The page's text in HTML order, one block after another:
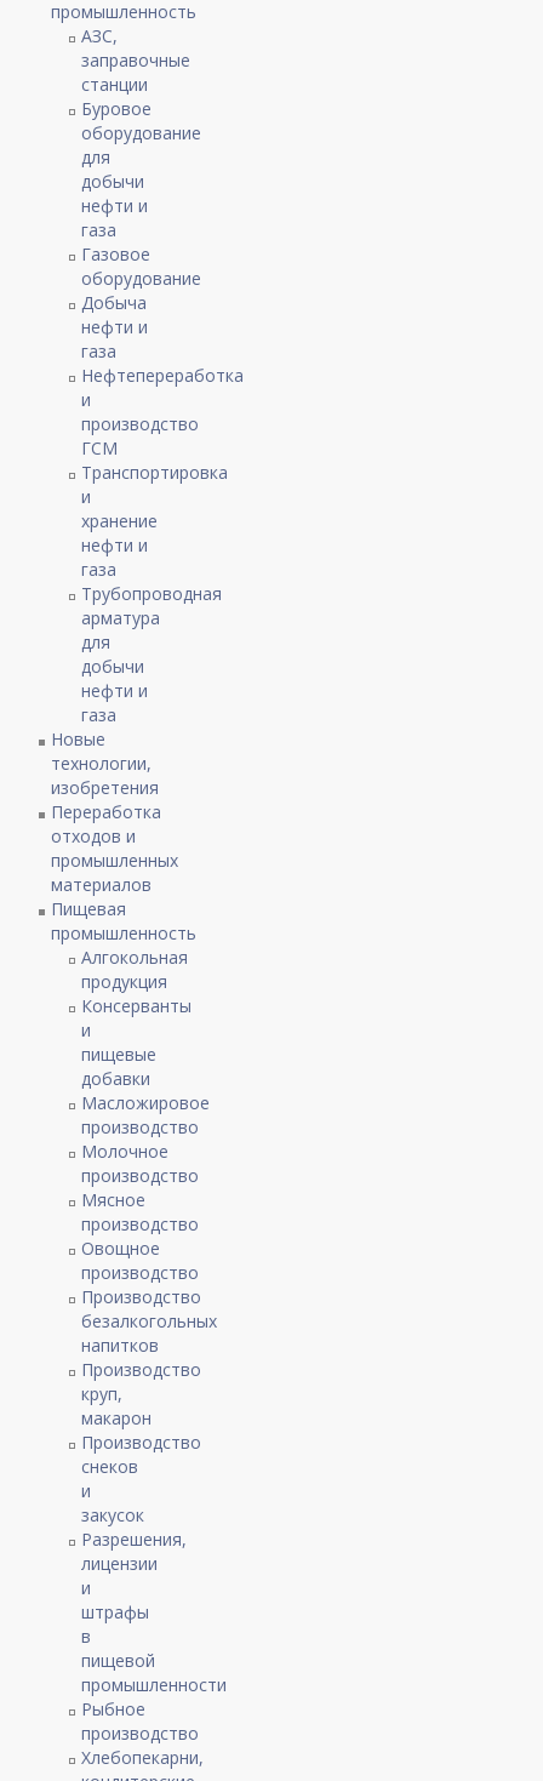
промышленность
АЗС,
заправочные
станции
Буровое
оборудование
для
добычи
нефти и
газа
Газовое
оборудование
Добыча
нефти и
газа
Нефтепереработка
и
производство
ГСМ
Транспортировка
и
хранение
нефти и
газа
Трубопроводная
арматура
для
добычи
нефти и
газа
Новые
технологии,
изобретения
Переработка
отходов и
промышленных
материалов
Пищевая
промышленность
Алгокольная
продукция
Консерванты
и
пищевые
добавки
Масложировое
производство
Молочное
производство
Мясное
производство
Овощное
производство
Производство
безалкогольных
напитков
Производство
круп,
макарон
Производство
снеков
и
закусок
Разрешения,
лицензии
и
штрафы
в
пищевой
промышленности
Рыбное
производство
Хлебопекарни,